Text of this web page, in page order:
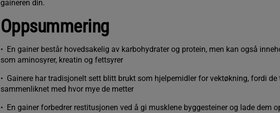
gaineren din.
Oppsummering
• En gainer består hovedsakelig av karbohydrater og protein, men kan også
som aminosyrer, kreatin og fettsyrer
• Gainere har tradisjonelt sett blitt brukt som hjelpemidler for vektøkning, fordi
sammenliknet med hvor mye de metter
• En gainer forbedrer restitusjonen ved å gi musklene byggesteiner og lade dem